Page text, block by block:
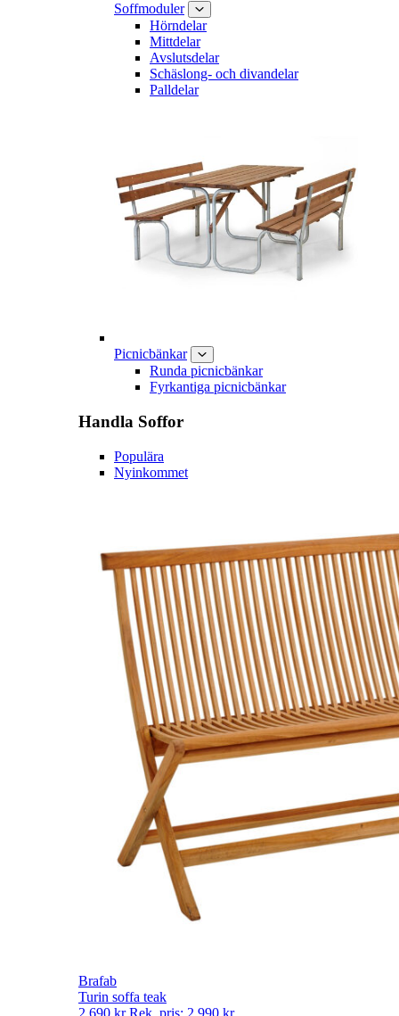
Soffmoduler
Hörndelar
Mittdelar
Avslutsdelar
Schäslong- och divandelar
Palldelar
Picnicbänkar
Runda picnicbänkar
Fyrkantiga picnicbänkar
Handla Soffor
Populära
Nyinkommet
Brafab
Turin soffa teak
2 690 kr Rek. pris: 2 990 kr